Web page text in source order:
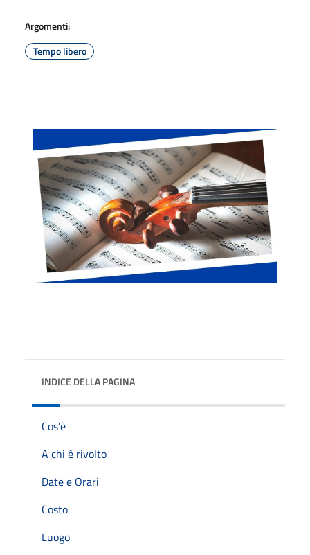
Argomenti:
Tempo libero
INDICE DELLA PAGINA
Cos'è
A chi è rivolto
Date e Orari
Costo
Luogo